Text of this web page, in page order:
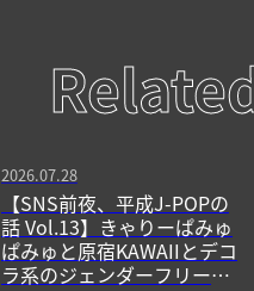
2026.07.28
【SNS前夜、平成J-POPの
話 Vol.13】きゃりーぱみゅ
ぱみゅと原宿KAWAIIとデコ
ラ系のジェンダーフリーな